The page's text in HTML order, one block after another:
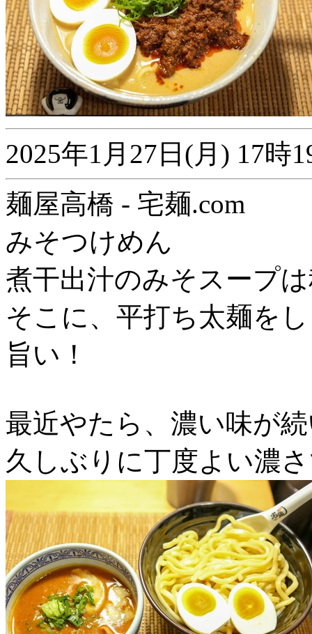
2025年1月27日(月) 17時
麺屋高橋 - 宅麺.com
みそつけめん
煮干出汁のみそスープ
そこに、平打ち太麺を
旨い！
最近やたら、濃い味が
久しぶりに丁度よい濃